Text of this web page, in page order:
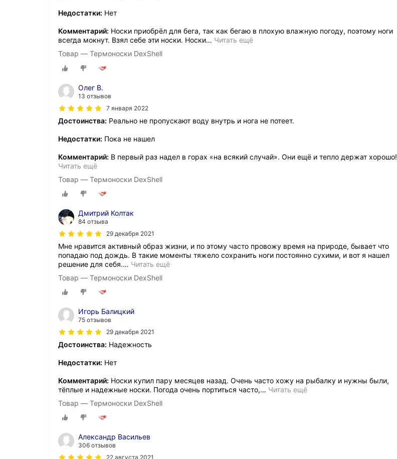
Недостатки: Нет
Комментарий: Носки приобрёл для бега, так как бегаю в плохую влажную погоду, поэтому ноги
всегда мокнут. Взял себе эти носки. Носки… Читать ещё
Товар — Термоноски DexShell
Олег В.
13 отзывов
7 января 2022
Достоинства: Реально не пропускают воду внутрь и нога не потеет.
Недостатки: Пока не нашел
Комментарий: В первый раз надел в горах «на всякий случай». Они ещё и тепло держат хорошо!
Читать ещё
Товар — Термоноски DexShell
Дмитрий Колтак
84 отзыва
29 декабря 2021
Мне нравится активный образ жизни, и по этому часто провожу время на природе, бывает что
попадаю под дождь. В такие моменты тяжело сохранить ноги постоянно сухими, и вот я нашел
решение для себя.… Читать ещё
Товар — Термоноски DexShell
Игорь Балицкий
75 отзывов
29 декабря 2021
Достоинства: Надежность
Недостатки: Нет
Комментарий: Носки купил пару месяцев назад. Очень часто хожу на рыбалку и нужны были,
тёплые и надежные носки. Погода очень портиться часто,… Читать ещё
Товар — Термоноски DexShell
Александр Васильев
306 отзывов
22 августа 2021